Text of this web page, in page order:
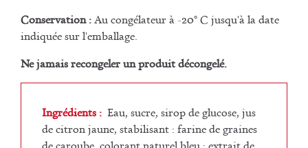
Conservation :Au congélateur à -20° C jusqu'à la date
indiquée sur l'emballage.
Ne jamais recongeler un produit décongelé.
Ingrédients : Eau, sucre, sirop de glucose, jus
de citron jaune, stabilisant : farine de graines